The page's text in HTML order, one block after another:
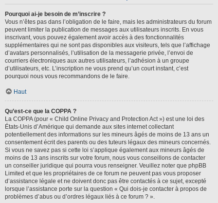
Pourquoi ai-je besoin de m’inscrire ?
Vous n’êtes pas dans l’obligation de le faire, mais les administrateurs du forum
peuvent limiter la publication de messages aux utilisateurs inscrits. En vous
inscrivant, vous pouvez également avoir accès à des fonctionnalités
supplémentaires qui ne sont pas disponibles aux visiteurs, tels que l’affichage
d’avatars personnalisés, l’utilisation de la messagerie privée, l’envoi de
courriers électroniques aux autres utilisateurs, l’adhésion à un groupe
d’utilisateurs, etc. L’inscription ne vous prend qu’un court instant, c’est
pourquoi nous vous recommandons de le faire.
Haut
Qu’est-ce que la COPPA ?
La COPPA (pour « Child Online Privacy and Protection Act ») est une loi des
États-Unis d’Amérique qui demande aux sites internet collectant
potentiellement des informations sur les mineurs âgés de moins de 13 ans un
consentement écrit des parents ou des tuteurs légaux des mineurs concernés.
Si vous ne savez pas si cette loi s’applique également aux mineurs âgés de
moins de 13 ans inscrits sur votre forum, nous vous conseillons de contacter
un conseiller juridique qui pourra vous renseigner. Veuillez noter que phpBB
Limited et que les propriétaires de ce forum ne peuvent pas vous proposer
d’assistance légale et ne doivent donc pas être contactés à ce sujet, excepté
lorsque l’assistance porte sur la question « Qui dois-je contacter à propos de
problèmes d’abus ou d’ordres légaux liés à ce forum ? ».